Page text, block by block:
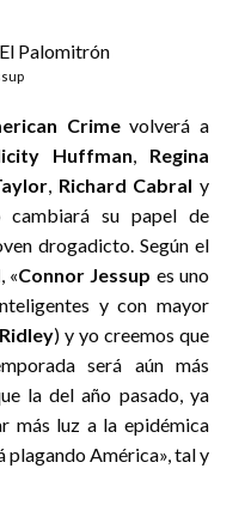
Crimevolverá a
Huffman, Regina
, Richard Cabral y
cambiará su papel de
drogadicto. Según el
, «Connor Jessup es uno
y con mayor
Ridley) y yo creemos que
será aún más
la del año pasado, ya
más luz a la epidémica
plagando América», tal y